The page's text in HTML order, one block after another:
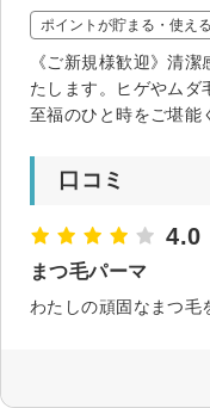
ポイントが貯まる・使える
《ご新規様歓迎》清
たします。ヒゲやムダ
至福のひと時をご堪能
口コミ
4.0
まつ毛パーマ